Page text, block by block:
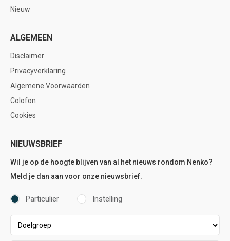
Nieuw
ALGEMEEN
Disclaimer
Privacyverklaring
Algemene Voorwaarden
Colofon
Cookies
NIEUWSBRIEF
Wil je op de hoogte blijven van al het nieuws rondom Nenko?
Meld je dan aan voor onze nieuwsbrief.
Particulier Instelling